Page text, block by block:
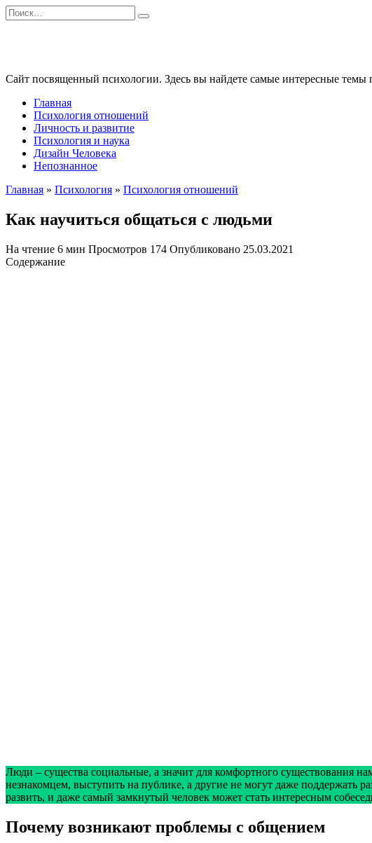
Перейти
к
Search
for:
Сайт посвященный психологии. Здесь вы найдете самые интересные темы
Главная
Психология отношений
Личность и развитие
Психология и наука
Дизайн Человека
Непознанное
Главная » Психология » Психология отношений
Как научиться общаться с людьми
На чтение 6 мин Просмотров 174 Опубликовано 25.03.2021
Содержание
Люди – существа социальные, а значит для комфортного существования
незнакомцем, выступить на публике, а другие не могут даже поддержать
развить, и даже самый замкнутый человек может стать интересным
Почему возникают проблемы с общением